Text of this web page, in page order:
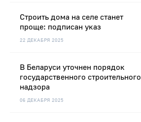
22 ДЕКАБРЯ 2025
Строить дома на селе станет
проще: подписан указ
06 ДЕКАБРЯ 2025
В Беларуси уточнен порядок
государственного строительного
надзора